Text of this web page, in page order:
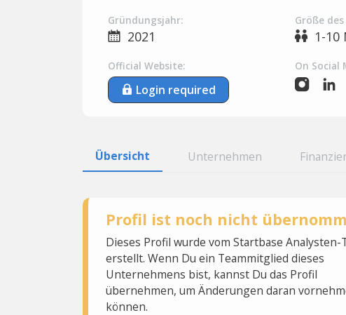
Gründungsjahr:
2021
Größe des
1-
Official Website:
Login required
On Social
Übersicht Unternehmen
Profil ist noch nicht
Dieses Profil wurde vom Startbase Analysten-
erstellt. Wenn Du ein Teammitglied dieses
Unternehmens bist, kannst Du das Profil
übernehmen, um Änderungen daran
können.